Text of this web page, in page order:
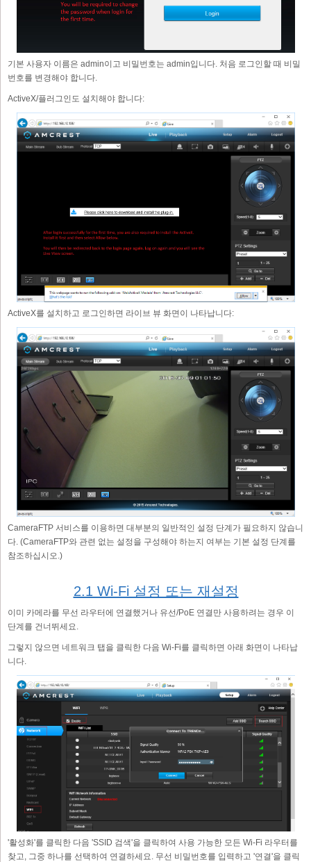
기본 사용자 이름은 admin이고 비밀번호는 admin입니다. 처음 로그인할 때 비밀
번호를 변경해야 합니다.
ActiveX/플러그인도 설치해야 합니다:
ActiveX를 설치하고 로그인하면 라이브 뷰 화면이 나타납니다:
CameraFTP 서비스를 이용하면 대부분의 일반적인 설정 단계가 필요하지 않습니
다. (CameraFTP와 관련 없는 설정을 구성해야 하는지 여부는 기본 설정 단계를
참조하십시오.)
2.1 Wi-Fi 설정 또는 재설정
이미 카메라를 무선 라우터에 연결했거나 유선/PoE 연결만 사용하려는 경우 이
단계를 건너뛰세요.
그렇지 않으면 네트워크 탭을 클릭한 다음 Wi-Fi를 클릭하면 아래 화면이 나타납
니다.
'활성화'를 클릭한 다음 'SSID 검색'을 클릭하여 사용 가능한 모든 Wi-Fi 라우터를
찾고, 그중 하나를 선택하여 연결하세요. 무선 비밀번호를 입력하고 '연결'을 클릭